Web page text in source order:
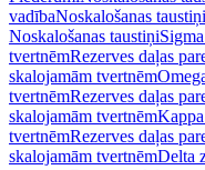
vadībaNoskalošanas taustiņi
Noskalošanas taustiņi
tvertnēmRezerves daļas
skalojamām tvertnēm
tvertnēmRezerves daļas
skalojamām tvertnēm
tvertnēmRezerves daļas
skalojamām tvertnēmDelta